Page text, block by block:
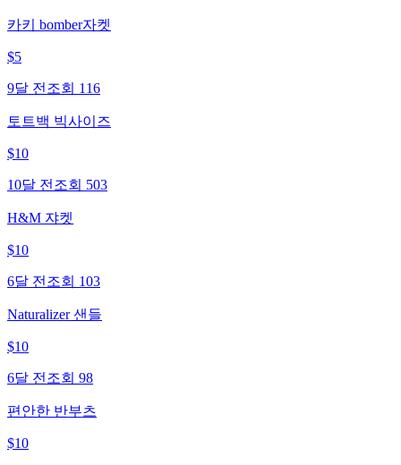
카키 bomber자켓
$5
9달 전 조회 116
토트백 빅사이즈
$10
10달 전 조회 503
H&M 쟈켓
$10
6달 전 조회 103
Naturalizer 샌들
$10
6달 전 조회 98
편안한 반부츠
$10